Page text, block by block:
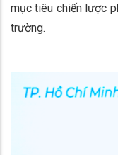
mục tiêu chiến lược
trường.